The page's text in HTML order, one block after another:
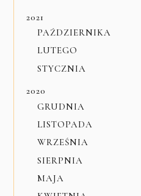
2021
PAŹDZIERNIKA
LUTEGO
STYCZNIA
2020
GRUDNIA
LISTOPADA
WRZEŚNIA
SIERPNIA
MAJA